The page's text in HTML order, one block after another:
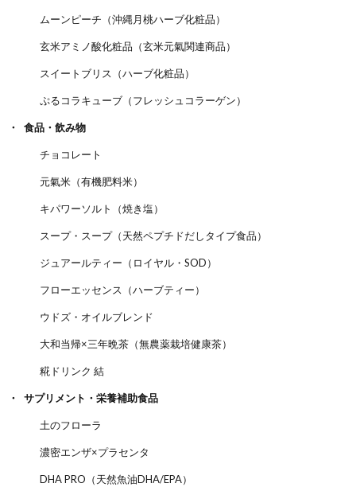
ムーンピーチ（沖縄月桃ハーブ化粧品）
玄米アミノ酸化粧品（玄米元氣関連商品）
スイートブリス（ハーブ化粧品）
ぷるコラキューブ（フレッシュコラーゲン）
食品・飲み物
チョコレート
元氣米（有機肥料米）
キパワーソルト（焼き塩）
スープ・スープ（天然ペプチドだしタイプ食品）
ジュアールティー（ロイヤル・SOD）
フローエッセンス（ハーブティー）
ウドズ・オイルブレンド
大和当帰×三年晩茶（無農薬栽培健康茶）
糀ドリンク 結
サプリメント・栄養補助食品
土のフローラ
濃密エンザ×プラセンタ
DHA PRO（天然魚油DHA/EPA）